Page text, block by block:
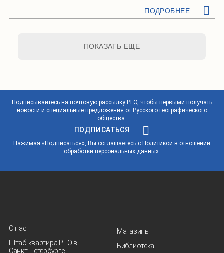
ПОДРОБНЕЕ
ПОКАЗАТЬ ЕЩЕ
Подписывайтесь на почтовую рассылку РГО, чтобы первыми получать
новости и специальные предложения от Русского географического
общества.
ПОДПИСАТЬСЯ
Нажимая «Подписаться», Вы соглашаетесь с Политикой в отношении
обработки персональных данных.
О нас
Штаб-квартира РГО в
Санкт‑Петербурге
Магазины
Библиотека